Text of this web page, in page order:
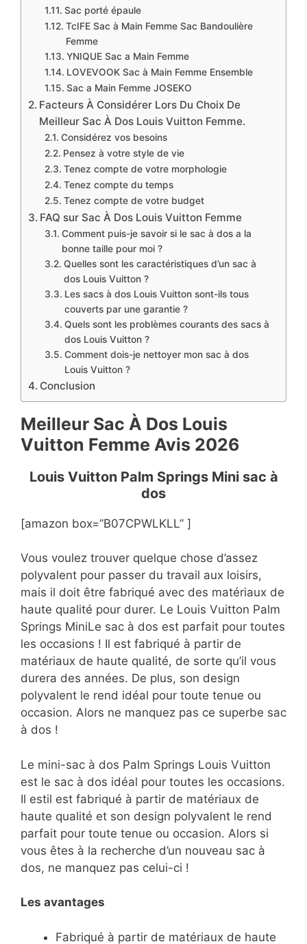
Sac porté épaule
TcIFE Sac à Main Femme Sac Bandoulière
Femme
YNIQUE Sac a Main Femme
LOVEVOOK Sac à Main Femme Ensemble
Sac a Main Femme JOSEKO
Facteurs À Considérer Lors Du Choix De
Meilleur Sac À Dos Louis Vuitton Femme.
Considérez vos besoins
Pensez à votre style de vie
Tenez compte de votre morphologie
Tenez compte du temps
Tenez compte de votre budget
FAQ sur Sac À Dos Louis Vuitton Femme
Comment puis-je savoir si le sac à dos a la
bonne taille pour moi ?
Quelles sont les caractéristiques d’un sac à
dos Louis Vuitton ?
Les sacs à dos Louis Vuitton sont-ils tous
couverts par une garantie ?
Quels sont les problèmes courants des sacs à
dos Louis Vuitton ?
Comment dois-je nettoyer mon sac à dos
Louis Vuitton ?
Conclusion
Meilleur Sac À Dos Louis
Vuitton Femme Avis 2026
Louis Vuitton Palm Springs Mini sac à
dos
[amazon box=”B07CPWLKLL” ]
Vous voulez trouver quelque chose d’assez
polyvalent pour passer du travail aux loisirs,
mais il doit être fabriqué avec des matériaux de
haute qualité pour durer. Le Louis Vuitton Palm
Springs MiniLe sac à dos est parfait pour toutes
les occasions ! Il est fabriqué à partir de
matériaux de haute qualité, de sorte qu’il vous
durera des années. De plus, son design
polyvalent le rend idéal pour toute tenue ou
occasion. Alors ne manquez pas ce superbe sac
à dos !
Le mini-sac à dos Palm Springs Louis Vuitton
est le sac à dos idéal pour toutes les occasions.
Il estil est fabriqué à partir de matériaux de
haute qualité et son design polyvalent le rend
parfait pour toute tenue ou occasion. Alors si
vous êtes à la recherche d’un nouveau sac à
dos, ne manquez pas celui-ci !
Les avantages
Fabriqué à partir de matériaux de haute